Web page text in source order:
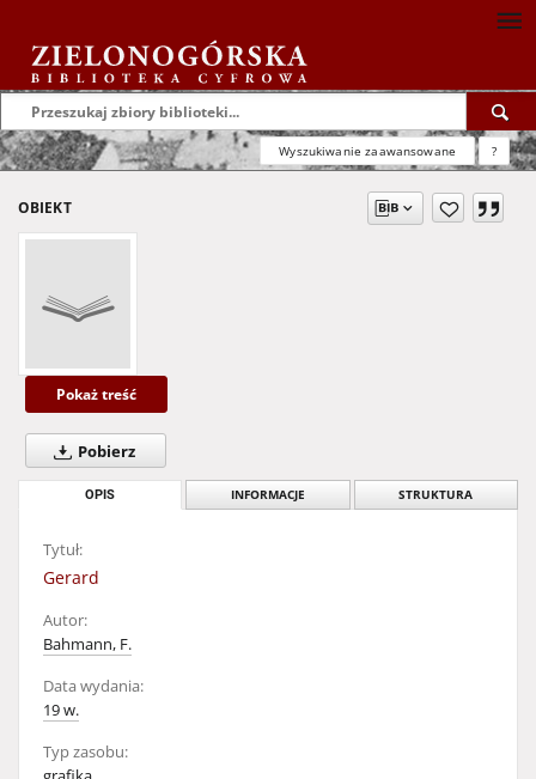
Wyszukiwanie zaawansowane ?
OBIEKT
Pokaż treść
Pobierz
OPIS INFORMACJE STRUKTURA
Tytuł:
Gerard
Autor:
Bahmann, F.
Data wydania:
19 w.
Typ zasobu: